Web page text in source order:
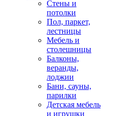
Стены и
потолки
Пол, паркет,
лестницы
Мебель и
столешницы
Балконы,
веранды,
лоджии
Бани, сауны,
парилки
Детская мебель
и игрушки